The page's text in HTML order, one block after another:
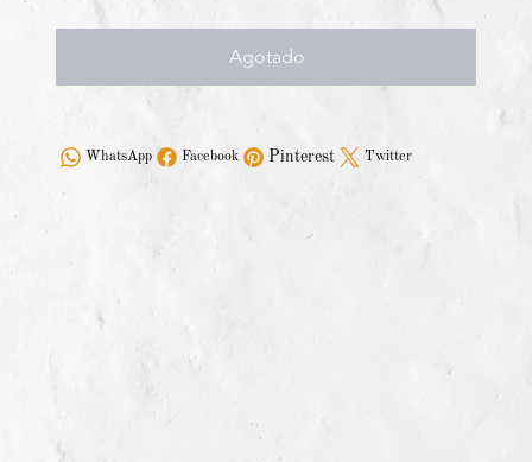
Agotado
Facebook
WhatsApp Twitter
Pinterest